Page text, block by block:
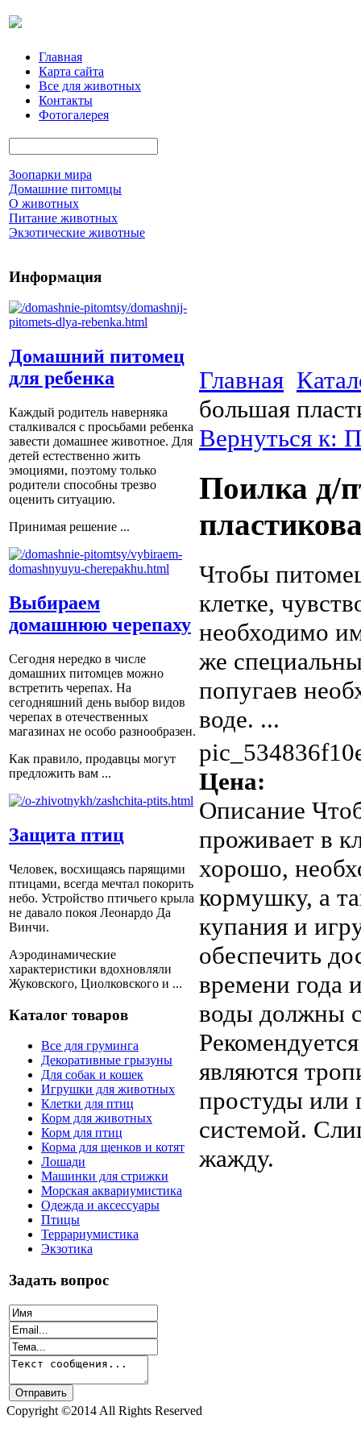
Главная
Карта сайта
Все для животных
Контакты
Фотогалерея
Зоопарки мира
Домашние питомцы
О животных
Питание животных
Экзотические животные
Информация
Домашний питомец
для ребенка
Каждый родитель наверняка
сталкивался с просьбами ребенка
завести домашнее животное. Для
детей естественно жить
эмоциями, поэтому только
родители способны трезво
оценить ситуацию.
Принимая решение ...
Выбираем
домашнюю черепаху
Сегодня нередко в числе
домашних питомцев можно
встретить черепах. На
сегодняшний день выбор видов
черепах в отечественных
магазинах не особо разнообразен.
Как правило, продавцы могут
предложить вам ...
Защита птиц
Человек, восхищаясь парящими
птицами, всегда мечтал покорить
небо. Устройство птичьего крыла
не давало покоя Леонардо Да
Винчи.
Аэродинамические
характеристики вдохновляли
Жуковского, Циолковского и ...
Каталог товаров
Все для груминга
Декоративные грызуны
Для собак и кошек
Игрушки для животных
Клетки для птиц
Корм для животных
Корм для птиц
Корма для щенков и котят
Лошади
Машинки для стрижки
Морская аквариумистика
Одежда и аксессуары
Птицы
Террариумистика
Экзотика
Задать вопрос
Главная
большая
Вернуться к:
Поилка д/
Чтобы
клетке,
необходимо
же
попугаев
воде. ...
Цена:
Описание
проживает в
хорошо,
кормушку, а
купания и
обеспечить
времени года
воды должны
являются
простуды или
системой.
жажду.
Copyright ©2014 All Rights Reserved